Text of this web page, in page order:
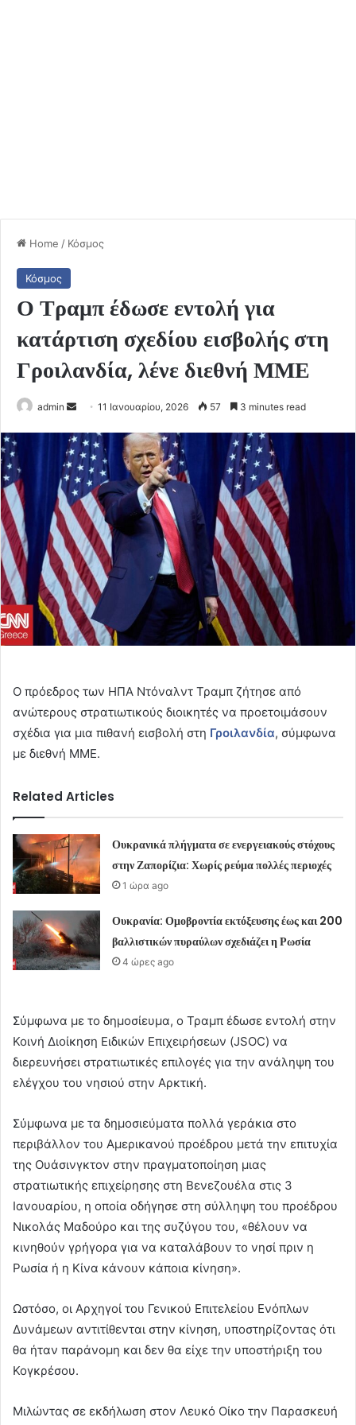
Home / Κόσμος
Κόσμος
Ο Τραμπ έδωσε εντολή για
κατάρτιση σχεδίου εισβολής στη
Γροιλανδία, λένε διεθνή ΜΜΕ
admin
Send
email
11 Ιανουαρίου, 2026 57 3 minutes read
Ο πρόεδρος των ΗΠΑ Ντόναλντ Τραμπ ζήτησε από
ανώτερους στρατιωτικούς διοικητές να προετοιμάσουν
σχέδια για μια πιθανή εισβολή στη Γροιλανδία, σύμφωνα
με διεθνή ΜΜΕ.
Related Articles
Ουκρανικά πλήγματα σε ενεργειακούς στόχους
στην Ζαπορίζια: Χωρίς ρεύμα πολλές περιοχές
1 ώρα ago
Ουκρανία: Ομοβροντία εκτόξευσης έως και 200
βαλλιστικών πυραύλων σχεδιάζει η Ρωσία
4 ώρες ago
Σύμφωνα με το δημοσίευμα, ο Τραμπ έδωσε εντολή στην
Κοινή Διοίκηση Ειδικών Επιχειρήσεων (JSOC) να
διερευνήσει στρατιωτικές επιλογές για την ανάληψη του
ελέγχου τoυ νησιού στην Αρκτική.
Σύμφωνα με τα δημοσιεύματα πολλά γεράκια στο
περιβάλλον του Αμερικανού προέδρου μετά την επιτυχία
της Ουάσινγκτον στην πραγματοποίηση μιας
στρατιωτικής επιχείρησης στη Βενεζουέλα στις 3
Ιανουαρίου, η οποία οδήγησε στη σύλληψη του προέδρου
Νικολάς Μαδούρο και της συζύγου του, «θέλουν να
κινηθούν γρήγορα για να καταλάβουν το νησί πριν η
Ρωσία ή η Κίνα κάνουν κάποια κίνηση».
Ωστόσο, οι Αρχηγοί του Γενικού Επιτελείου Ενόπλων
Δυνάμεων αντιτίθενται στην κίνηση, υποστηρίζοντας ότι
θα ήταν παράνομη και δεν θα είχε την υποστήριξη του
Κογκρέσου.
Μιλώντας σε εκδήλωση στον Λευκό Οίκο την Παρασκευή